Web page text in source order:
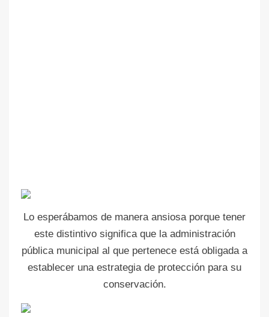
Lo esperábamos de manera ansiosa porque tener
este distintivo significa que la administración
pública municipal al que pertenece está obligada a
establecer una estrategia de protección para su
conservación.